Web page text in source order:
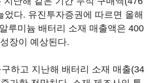
었다. 유진투자증권에 따르면 올해
루미늄 배터리 소재 매출액은 400
장이 예상된다.
하고 지난해 배터리 소재 매출(34